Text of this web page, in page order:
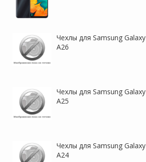
Чехлы для Samsung Galaxy
A26
Чехлы для Samsung Galaxy
A25
Чехлы для Samsung Galaxy
A24